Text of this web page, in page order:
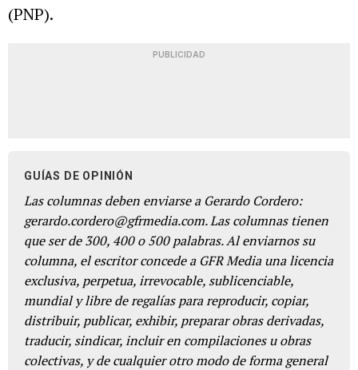
(PNP).
PUBLICIDAD
GUÍAS DE OPINIÓN
Las columnas deben enviarse a Gerardo Cordero:
gerardo.cordero@gfrmedia.com. Las columnas tienen
que ser de 300, 400 o 500 palabras. Al enviarnos su
columna, el escritor concede a GFR Media una licencia
exclusiva, perpetua, irrevocable, sublicenciable,
mundial y libre de regalías para reproducir, copiar,
distribuir, publicar, exhibir, preparar obras derivadas,
traducir, sindicar, incluir en compilaciones u obras
colectivas, y de cualquier otro modo de forma general